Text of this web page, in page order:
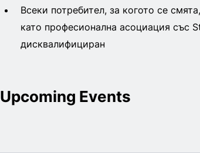
Всеки потребител, за когото се
като професионална асоциация със
дисквалифициран
Upcoming Events